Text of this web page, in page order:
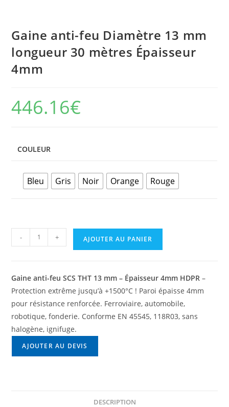
Gaine anti-feu Diamètre 13 mm
longueur 30 mètres Épaisseur
4mm
446.16€
COULEUR
Bleu Gris Noir Orange Rouge
quantité
de
13
longueur
- + AJOUTER AU PANIER
Gaine anti-feu SCS THT 13 mm – Épaisseur 4mm HDPR –
Protection extrême jusqu’à +1500°C ! Paroi épaisse 4mm
pour résistance renforcée. Ferroviaire, automobile,
robotique, fonderie. Conforme EN 45545, 118R03, sans
halogène, ignifuge.
AJOUTER AU DEVIS
DESCRIPTION